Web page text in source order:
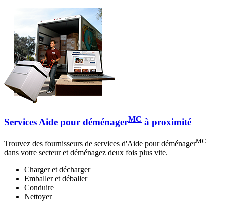
Services Aide pour déménagerMC à proximité
Trouvez des fournisseurs de services d'Aide pour déménagerMC
dans votre secteur et déménagez deux fois plus vite.
Charger et décharger
Emballer et déballer
Conduire
Nettoyer